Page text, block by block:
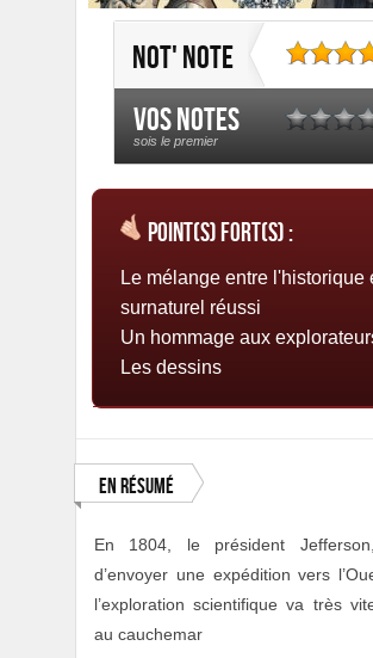
Not' note
Vos notes
sois le premier
Point(s) fort(s) :
Le mélange entre l'historique
surnaturel réussi
Un hommage aux
Les dessins
En résumé
En 1804, le président
d’envoyer une expédition vers
l’exploration scientifique va très
au cauchemar